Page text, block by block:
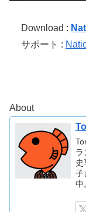
Download :
サポート :
About
ラ
子
中